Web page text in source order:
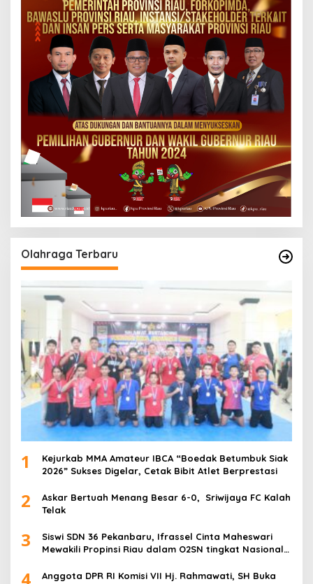
Olahraga Terbaru
1
Kejurkab MMA Amateur IBCA “Boedak Betumbuk Siak
2026” Sukses Digelar, Cetak Bibit Atlet Berprestasi
2
Askar Bertuah Menang Besar 6-0, Sriwijaya FC Kalah
Telak
3
Siswi SDN 36 Pekanbaru, Ifrassel Cinta Maheswari
Mewakili Propinsi Riau dalam O2SN tingkat Nasional
4
Anggota DPR RI Komisi VII Hj. Rahmawati, SH Buka